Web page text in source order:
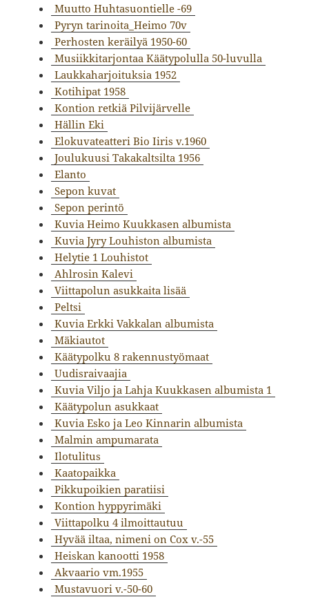
Muutto Huhtasuontielle -69
Pyryn tarinoita_Heimo 70v
Perhosten keräilyä 1950-60
Musiikkitarjontaa Käätypolulla 50-luvulla
Laukkaharjoituksia 1952
Kotihipat 1958
Kontion retkiä Pilvijärvelle
Hällin Eki
Elokuvateatteri Bio Iiris v.1960
Joulukuusi Takakaltsilta 1956
Elanto
Sepon kuvat
Sepon perintö
Kuvia Heimo Kuukkasen albumista
Kuvia Jyry Louhiston albumista
Helytie 1 Louhistot
Ahlrosin Kalevi
Viittapolun asukkaita lisää
Peltsi
Kuvia Erkki Vakkalan albumista
Mäkiautot
Käätypolku 8 rakennustyömaat
Uudisraivaajia
Kuvia Viljo ja Lahja Kuukkasen albumista 1
Käätypolun asukkaat
Kuvia Esko ja Leo Kinnarin albumista
Malmin ampumarata
Ilotulitus
Kaatopaikka
Pikkupoikien paratiisi
Kontion hyppyrimäki
Viittapolku 4 ilmoittautuu
Hyvää iltaa, nimeni on Cox v.-55
Heiskan kanootti 1958
Akvaario vm.1955
Mustavuori v.-50-60